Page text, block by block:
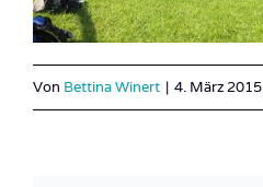
Von Bettina Winert | 4. März 2015